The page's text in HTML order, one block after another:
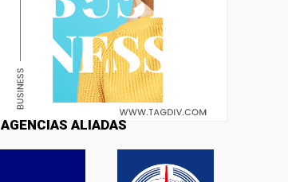
AGENCIAS ALIADAS